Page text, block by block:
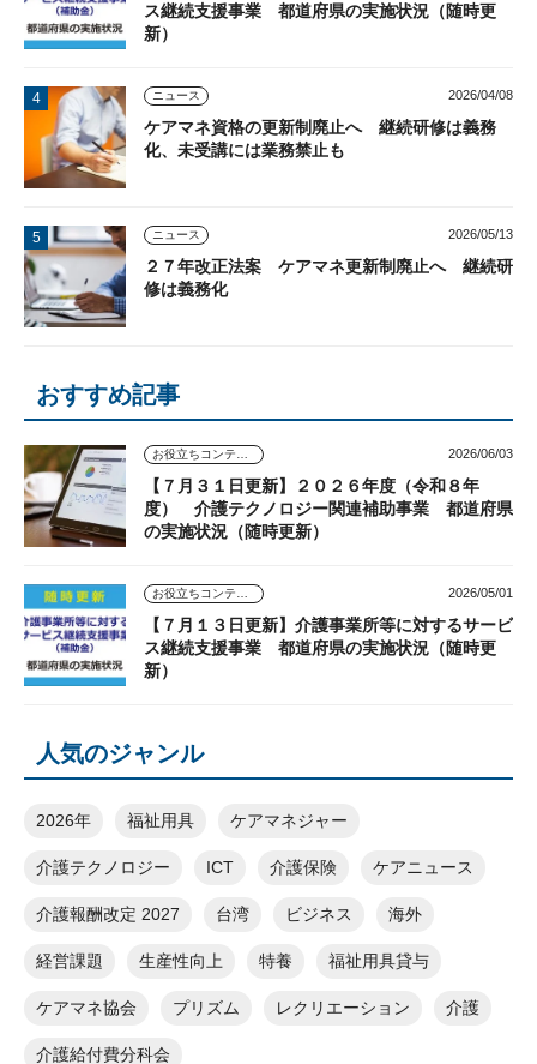
ス継続支援事業 都道府県の実施状況（随時更
新）
ニュース 2026/04/08
ケアマネ資格の更新制廃止へ 継続研修は義務
化、未受講には業務禁止も
ニュース 2026/05/13
２７年改正法案 ケアマネ更新制廃止へ 継続研
修は義務化
おすすめ記事
2026/06/03
【７月３１日更新】２０２６年度（令和８年
度） 介護テクノロジー関連補助事業 都道府県
の実施状況（随時更新）
2026/05/01
【７月１３日更新】介護事業所等に対するサービ
ス継続支援事業 都道府県の実施状況（随時更
新）
人気のジャンル
2026年 福祉用具 ケアマネジャー
介護テクノロジー ICT 介護保険 ケアニュース
介護報酬改定 2027 台湾 ビジネス 海外
経営課題 生産性向上 特養 福祉用具貸与
ケアマネ協会 プリズム レクリエーション 介護
介護給付費分科会